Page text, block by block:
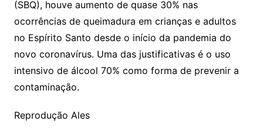
(SBQ), houve aumento de quase 30% nas
ocorrências de queimadura em crianças e adultos
no Espírito Santo desde o início da pandemia do
novo coronavírus. Uma das justificativas é o uso
intensivo de álcool 70% como forma de prevenir a
contaminação.
Reprodução Ales